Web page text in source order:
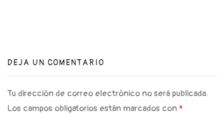
DEJA UN COMENTARIO
Tu dirección de correo electrónico no será publicada.
Los campos obligatorios están marcados con *